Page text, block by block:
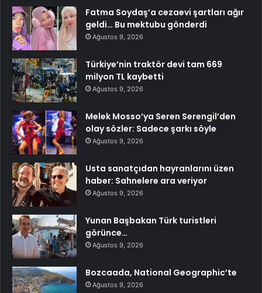
Fatma Soydaş’a cezaevi şartları ağır
geldi… Bu mektubu gönderdi
Ağustos 9, 2026
Türkiye’nin traktör devi tam 669
milyon TL kaybetti
Ağustos 9, 2026
Melek Mosso’ya Seren Serengil’den
olay sözler: Sadece şarkı söyle
Ağustos 9, 2026
Usta sanatçıdan hayranlarını üzen
haber: Sahnelere ara veriyor
Ağustos 9, 2026
Yunan Başbakan Türk turistleri
görünce…
Ağustos 9, 2026
Bozcaada, National Geographic’te
Ağustos 9, 2026